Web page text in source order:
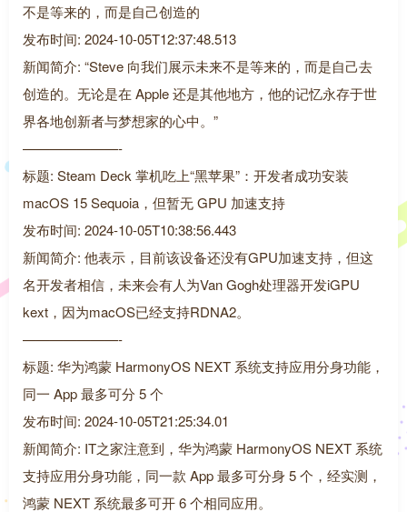
不是等来的，而是自己创造的
发布时间: 2024-10-05T12:37:48.513
新闻简介: “Steve 向我们展示未来不是等来的，而是自己去
创造的。无论是在 Apple 还是其他地方，他的记忆永存于世
界各地创新者与梦想家的心中。”
———————-
标题: Steam Deck 掌机吃上“黑苹果”：开发者成功安装
macOS 15 Sequoia，但暂无 GPU 加速支持
发布时间: 2024-10-05T10:38:56.443
新闻简介: 他表示，目前该设备还没有GPU加速支持，但这
名开发者相信，未来会有人为Van Gogh处理器开发iGPU
kext，因为macOS已经支持RDNA2。
———————-
标题: 华为鸿蒙 HarmonyOS NEXT 系统支持应用分身功能，
同一 App 最多可分 5 个
发布时间: 2024-10-05T21:25:34.01
新闻简介: IT之家注意到，华为鸿蒙 HarmonyOS NEXT 系统
支持应用分身功能，同一款 App 最多可分身 5 个，经实测，
鸿蒙 NEXT 系统最多可开 6 个相同应用。